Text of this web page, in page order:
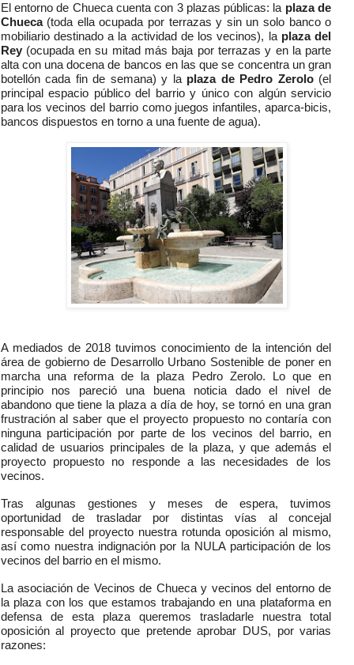
El entorno de Chueca cuenta con 3 plazas públicas: la plaza de
Chueca(toda ella ocupada por terrazas y sin un solo banco o
mobiliario destinado a la actividad de los vecinos), la plaza del
Rey(ocupada en su mitad más baja por terrazas y en la parte
alta con una docena de bancos en las que se concentra un gran
botellón cada fin de semana) y la plaza de Pedro Zerolo(el
principal espacio público del barrio y único con algún servicio
para los vecinos del barrio como juegos infantiles, aparca-bicis,
bancos dispuestos en torno a una fuente de agua).
A mediados de 2018 tuvimos conocimiento de la intención del
área de gobierno de Desarrollo Urbano Sostenible de poner en
marcha una reforma de la plaza Pedro Zerolo. Lo que en
principio nos pareció una buena noticia dado el nivel de
abandono que tiene la plaza a día de hoy, se tornó en una gran
frustración al saber que el proyecto propuesto no contaría con
ninguna participación por parte de los vecinos del barrio, en
calidad de usuarios principales de la plaza, y que además el
proyecto propuesto no responde a las necesidades de los
vecinos.
Tras algunas gestiones y meses de espera, tuvimos
oportunidad de trasladar por distintas vías al concejal
responsable del proyecto nuestra rotunda oposición al mismo,
así como nuestra indignación por la NULA participación de los
vecinos del barrio en el mismo.
La asociación de Vecinos de Chueca y vecinos del entorno de
la plaza con los que estamos trabajando en una plataforma en
defensa de esta plaza queremos trasladarle nuestra total
oposición al proyecto que pretende aprobar DUS, por varias
razones: